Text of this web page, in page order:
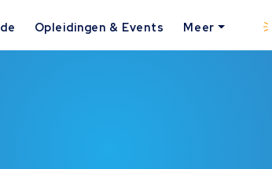
Opleidingen & Events Meer